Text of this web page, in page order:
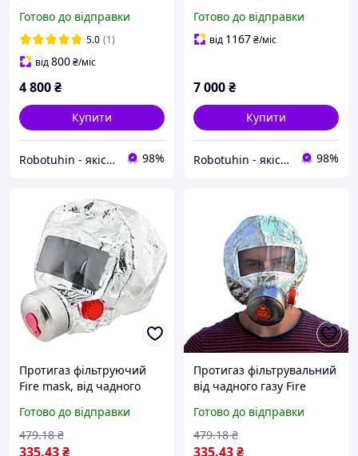
Готово до відправки
5.0 (1)
від800₴/міс
4 800₴
Купити
Robotuhin - якість, надійність, радість! 98%
(А2В2Е2К2HgSXP3DR)
Готово до відправки
від 1167₴/міс
7 000₴
Купити
Robotuhin - якість, надійність, радість! 98%
Протигаз фільтруючий
Fire mask, від чадного
респіратор /
Протипожежна маска
Готово до відправки
335.43₴
479.18 ₴
Протигаз фільтрувальний
від чадного газу Fire
Протипожежна маска-
противогаз / Протигаз із
фольги
Готово до відправки
335.43₴
479.18 ₴